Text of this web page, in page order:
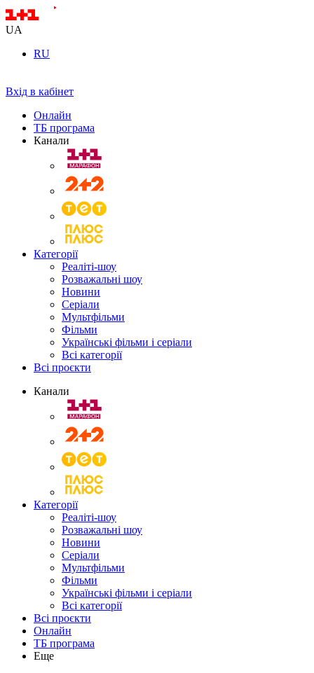
UA
RU
Вхід в кабінет
Онлайн
ТБ програма
Канали
Категорії
Реаліті-шоу
Розважальні шоу
Новини
Серіали
Мультфільми
Фільми
Українські фільми і серіали
Всі категорії
Всі проєкти
Канали
Категорії
Реаліті-шоу
Розважальні шоу
Новини
Серіали
Мультфільми
Фільми
Українські фільми і серіали
Всі категорії
Всі проєкти
Онлайн
ТБ програма
Еще